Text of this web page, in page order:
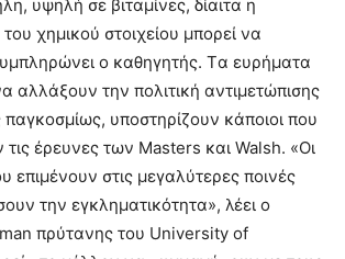
υψηλή σε βιταμίνες, δίαιτα η
χημικού στοιχείου μπορεί να
ο καθηγητής. Tα ευρήματα
αλλάξουν την πολιτική αντιμετώπισης
υποστηρίζουν κάποιοι που
έρευνες των Masters και Walsh. «Oι
επιμένουν στις μεγαλύτερες ποινές
την εγκληματικότητα», λέει ο
πρύτανης του University of